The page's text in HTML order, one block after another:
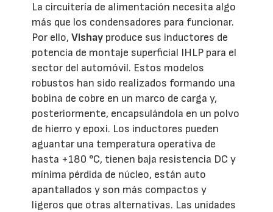
La circuitería de alimentación necesita algo
más que los condensadores para funcionar.
Por ello,Vishay produce sus inductores de
potencia de montaje superficial IHLP para el
sector del automóvil. Estos modelos
robustos han sido realizados formando una
bobina de cobre en un marco de carga y,
posteriormente, encapsulándola en un polvo
de hierro y epoxi. Los inductores pueden
aguantar una temperatura operativa de
hasta +180 °C, tienen baja resistencia DC y
mínima pérdida de núcleo, están auto
apantallados y son más compactos y
ligeros que otras alternativas. Las unidades